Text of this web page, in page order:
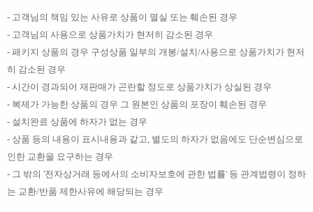
- 고객님의 책임 있는 사유로 상품이 멸실 또는 훼손된 경우
- 고객님의 사용으로 상품가치가 현저히 감소된 경우
- 패키지 상품의 경우 구성상품 일부의 개봉/설치/사용으로 상품가치가 현저
히 감소된 경우
- 시간이 경과되어 재판매가 곤란할 정도로 상품가치가 상실된 경우
- 복제가 가능한 상품의 경우 그 원본인 상품의 포장이 훼손된 경우
- 설치완료 상품에 하자가 없는 경우
- 상품 등의 내용이 표시내용과 같고, 별도의 하자가 없음에도 단순변심으로
인한 교환을 요구하는 경우
- 그 밖의 '전자상거래 등에서의 소비자보호에 관한 법률' 등 관계법령이 정하
는 교환/반품 제한사유에 해당되는 경우